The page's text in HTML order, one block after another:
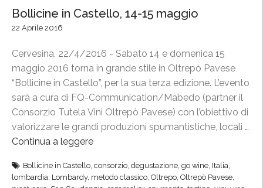
t
a
i
a
n
T
o
u
2
0
Bollicine in Castello, 14-15 maggio
22 Aprile 2016
Cervesina, 22/4/2016 - Sabato 14 e domenica 15
maggio 2016 torna in grande stile in Oltrepò Pavese
“Bollicine in Castello”, per la sua terza edizione. L’evento
sarà a cura di FQ-Communication/Mabedo (partner il
Consorzio Tutela Vini Oltrepò Pavese) con l’obiettivo di
valorizzare le grandi produzioni spumantistiche, locali …
Continua a leggere
o
l
Bollicine in Castello, consorzio, degustazione, go wine, Italia,
lombardia, Lombardy, metodo classico, Oltrepo, Oltrepò Pavese,